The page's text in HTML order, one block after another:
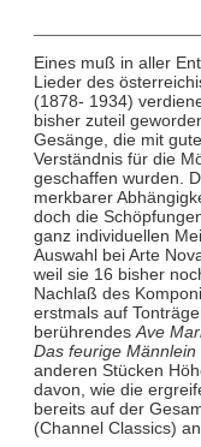
Eines muß in aller
Lieder des
(1878- 1934)
bisher zuteil
Gesänge, die mit
Verständnis für die
geschaffen wurden.
merkbarer
doch die
ganz individuellen
Auswahl bei Arte
weil sie 16 bisher
Nachlaß des
erstmals auf
berührendesAve
Das feurige Männlein
anderen Stücken
davon, wie die
bereits auf der
(Channel Classics)